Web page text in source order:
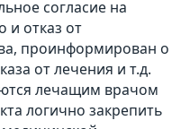
согласие на
и отказ от
проинформирован о
от лечения и т.д.
лечащим врачом
логично закрепить